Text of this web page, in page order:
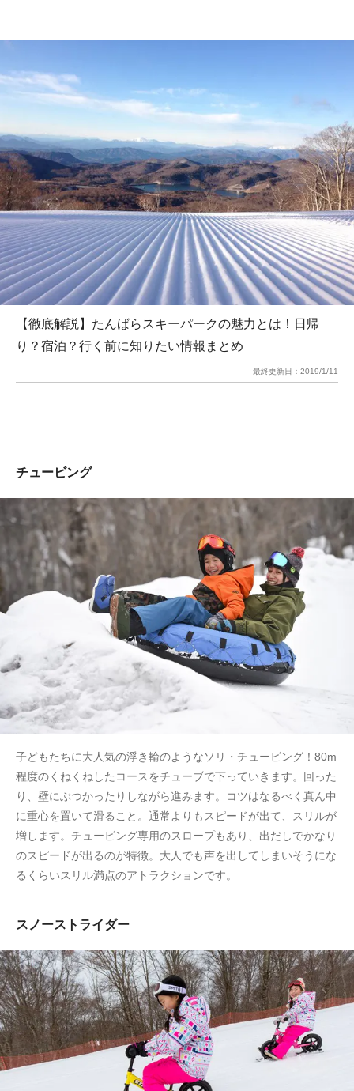
【徹底解説】たんばらスキーパークの魅力とは！日帰
り？宿泊？行く前に知りたい情報まとめ
最終更新日： 2019/1/11
チュービング
子どもたちに大人気の浮き輪のようなソリ・チュービング！80m
程度のくねくねしたコースをチューブで下っていきます。回った
り、壁にぶつかったりしながら進みます。コツはなるべく真ん中
に重心を置いて滑ること。通常よりもスピードが出て、スリルが
増します。チュービング専用のスロープもあり、出だしでかなり
のスピードが出るのが特徴。大人でも声を出してしまいそうにな
るくらいスリル満点のアトラクションです。
スノーストライダー